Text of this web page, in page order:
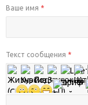
Ваше имя *
Текст сообщения *